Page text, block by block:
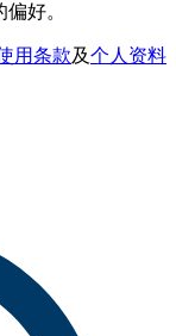
好。
用条款及个人资料